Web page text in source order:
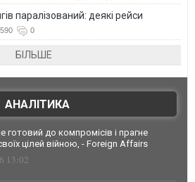
паралізований: деякі рейси
590 0
БІЛЬШЕ
АНАЛІТИКА
готовий до компромісів і прагне
цілей війною, - Foreign Affairs
13:02